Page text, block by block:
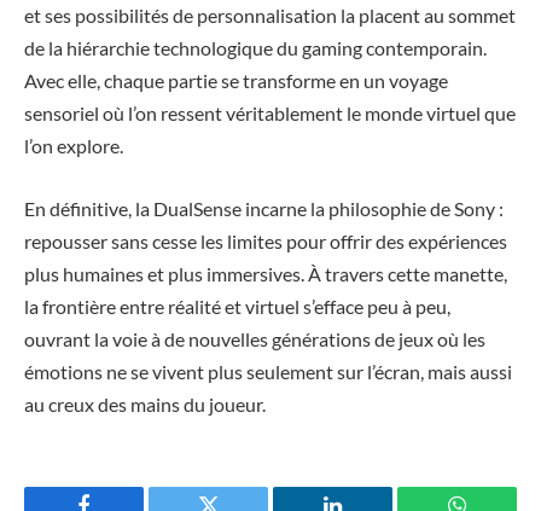
et ses possibilités de personnalisation la placent au sommet
de la hiérarchie technologique du gaming contemporain.
Avec elle, chaque partie se transforme en un voyage
sensoriel où l’on ressent véritablement le monde virtuel que
l’on explore.
En définitive, la DualSense incarne la philosophie de Sony :
repousser sans cesse les limites pour offrir des expériences
plus humaines et plus immersives. À travers cette manette,
la frontière entre réalité et virtuel s’efface peu à peu,
ouvrant la voie à de nouvelles générations de jeux où les
émotions ne se vivent plus seulement sur l’écran, mais aussi
au creux des mains du joueur.